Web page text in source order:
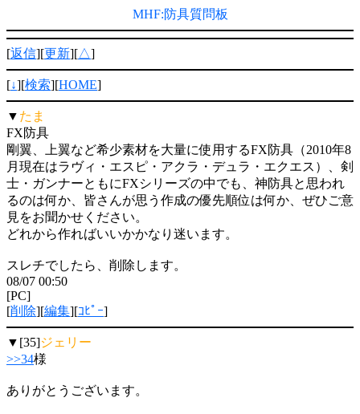
MHF:防具質問板
[返信][更新][△]
[↓][検索][HOME]
▼ たま
FX防具
剛翼、上翼など希少素材を大量に使用するFX防具（2010年8
月現在はラヴィ・エスピ・アクラ・デュラ・エクエス）、剣
士・ガンナーともにFXシリーズの中でも、神防具と思われ
るのは何か、皆さんが思う作成の優先順位は何か、ぜひご意
見をお聞かせください。
どれから作ればいいかかなり迷います。
スレチでしたら、削除します。
08/07 00:50
[PC]
[削除][編集][ｺﾋﾟｰ]
▼[35]ジェリー
>>34様
ありがとうございます。